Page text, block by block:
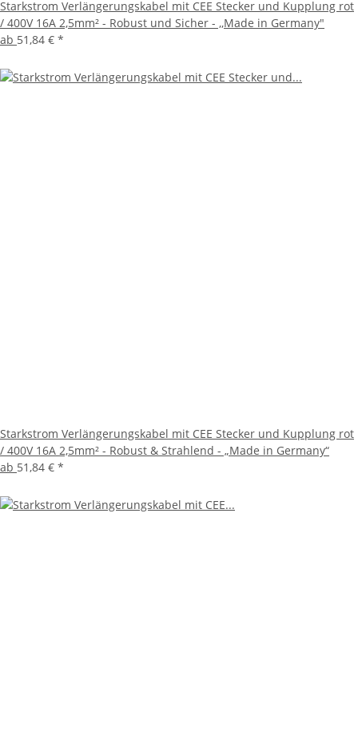
Starkstrom Verlängerungskabel mit CEE Stecker und Kupplung rot
/ 400V 16A 2,5mm² - Robust und Sicher - ,,Made in Germany"
ab 51,84 € *
Starkstrom Verlängerungskabel mit CEE Stecker und Kupplung rot
/ 400V 16A 2,5mm² - Robust & Strahlend - „Made in Germany“
ab 51,84 € *